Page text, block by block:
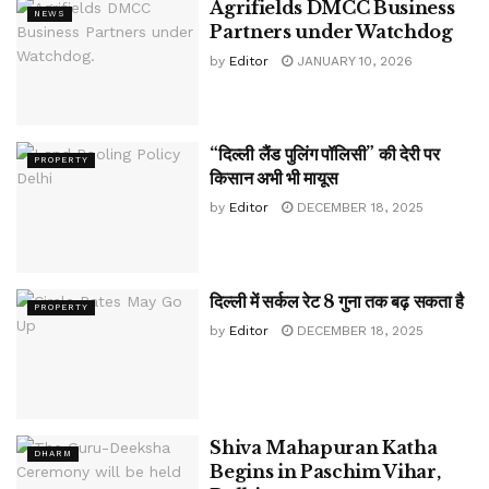
NEWS
Agrifields DMCC Business
Partners under Watchdog
by Editor JANUARY 10, 2026
PROPERTY
“दिल्ली लैंड पुलिंग पॉलिसी” की देरी पर
किसान अभी भी मायूस
by Editor DECEMBER 18, 2025
PROPERTY दिल्ली में सर्कल रेट 8 गुना तक बढ़ सकता है
by Editor DECEMBER 18, 2025
DHARM
Shiva Mahapuran Katha
Begins in Paschim Vihar,